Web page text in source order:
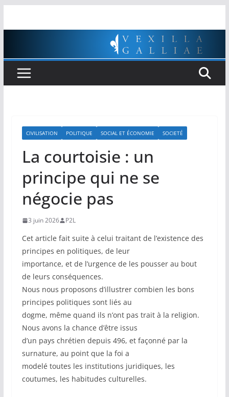
CIVILISATION POLITIQUE SOCIAL ET ÉCONOMIE SOCIETÉ
La courtoisie : un
principe qui ne se
négocie pas
3 juin 2026 P2L
Cet article fait suite à celui traitant de l’existence des
principes en politiques, de leur
importance, et de l’urgence de les pousser au bout
de leurs conséquences.
Nous nous proposons d’illustrer combien les bons
principes politiques sont liés au
dogme, même quand ils n’ont pas trait à la religion.
Nous avons la chance d’être issus
d’un pays chrétien depuis 496, et façonné par la
surnature, au point que la foi a
modelé toutes les institutions juridiques, les
coutumes, les habitudes culturelles.